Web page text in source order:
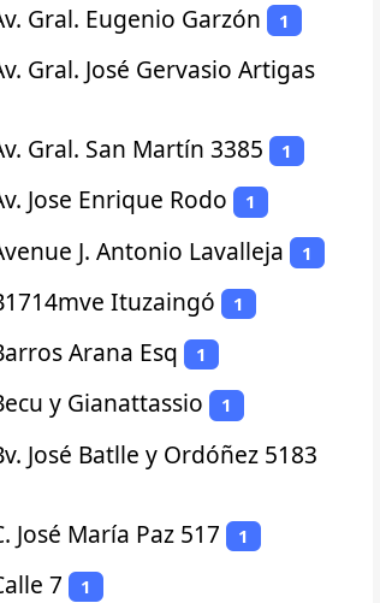
Gral. Eugenio Garzón 1
Gral. José Gervasio Artigas
Gral. San Martín 3385 1
Jose Enrique Rodo 1
J. Antonio Lavalleja 1
Ituzaingó 1
Arana Esq 1
y Gianattassio 1
José Batlle y Ordóñez 5183
José María Paz 517 1
7 1